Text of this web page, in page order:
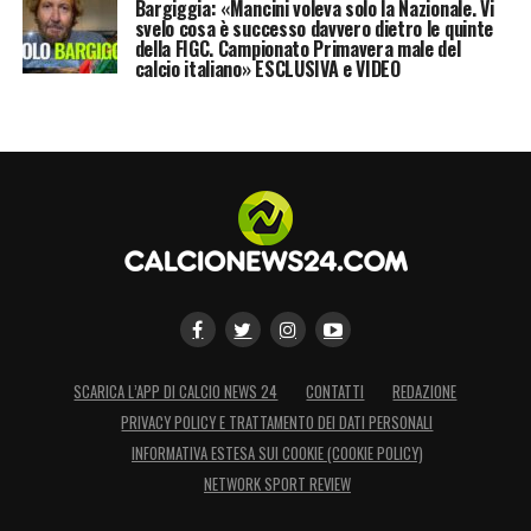
Bargiggia: «Mancini voleva solo la Nazionale. Vi
svelo cosa è successo davvero dietro le quinte
della FIGC. Campionato Primavera male del
calcio italiano» ESCLUSIVA e VIDEO
SCARICA L’APP DI CALCIO NEWS 24 CONTATTI
REDAZIONE
PRIVACY POLICY E TRATTAMENTO DEI DATI PERSONALI
INFORMATIVA ESTESA SUI COOKIE (COOKIE POLICY)
NETWORK SPORT REVIEW